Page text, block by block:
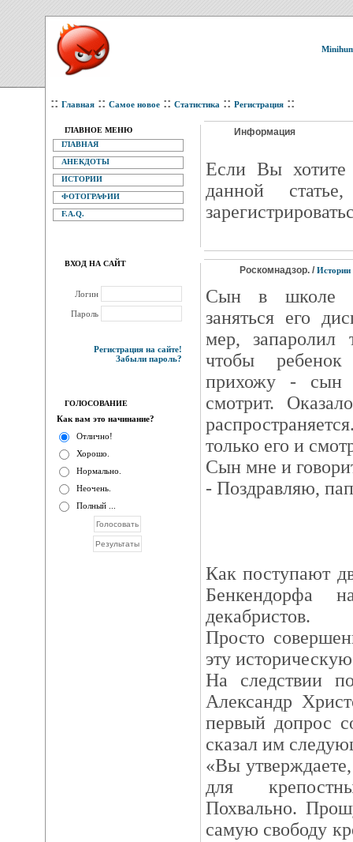
:: Главная :: Самое новое :: Статистика :: Регистрация ::
ГЛАВНОЕ МЕНЮ
ГЛАВНАЯ
АНЕКДОТЫ
ИСТОРИИ
ФОТОГРАФИИ
F.A.Q.
ВХОД НА САЙТ
Логин
Пароль
Регистрация на сайте!
Забыли пароль?
ГОЛОСОВАНИЕ
Как вам это начинание?
Отлично!
Хорошо.
Нормально.
Неочень.
Полный ...
Информация
Eсли Вы хотите
данной
Роскомнадзор. / Истории
Сын в школе
заняться его
мер, запаролил
чтобы
прихожу - сын
смотрит.
только его и
Сын мне и
- Поздравляю,
Как поступают
Бенкендорфа
декабристов.
Просто
эту
На следствии
Александр
первый допрос
сказал им
«Вы
для
Похвально.
самую свободу